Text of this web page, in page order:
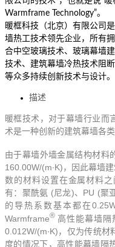
Warmframe Technology”。
暖框科技（北京）有限公司
墙热工技术领先企业，所有
合中空玻璃技术、玻璃幕墙
技术、建筑幕墙冷热技术阻
等众多持续创新技术与设计。
描述
暖框技术，对于幕墙行业而
术是一种创新的建筑幕墙各
由于幕墙外墙金属结构材料
160.00W/(m∙K) ，因此幕墙
数的材料设置在金属材料
有：聚酰氨 (尼龙)、 PU (聚
的导热系数基本都在
Warmframe® 高性能幕墙隔
0.012W/(m∙K) ，仅为传统材
度的情况下，高性能幕墙隔